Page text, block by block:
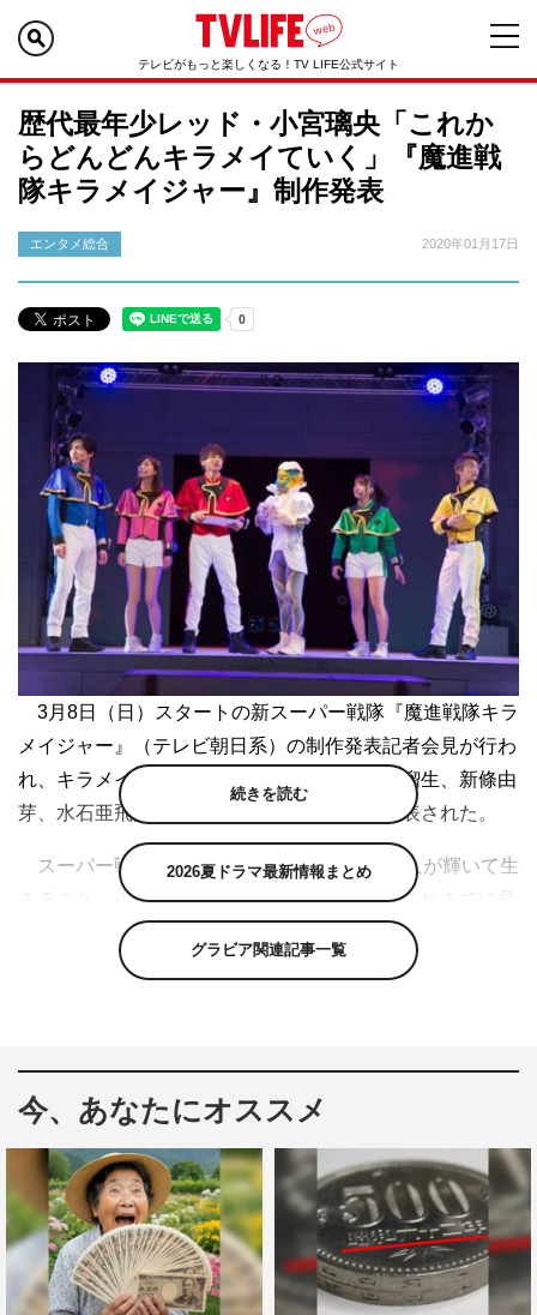
テレビがもっと楽しくなる！TV LIFE公式サイト
歴代最年少レッド・小宮璃央「これか
らどんどんキラメイていく」『魔進戦
隊キラメイジャー』制作発表
エンタメ総合 2020年01月17日
3月8日（日）スタートの新スーパー戦隊『魔進戦隊キラ
メイジャー』（テレビ朝日系）の制作発表記者会見が行わ
れ、キラメイジャーを演じる小宮璃央、木原瑠生、新條由
芽、水石亜飛夢、工藤美桜らキャスト陣が発表された。
スーパー戦隊シリーズ第44作のテーマは、人が輝いて生
きること。小宮、木原、新條、水石、工藤がこれまでに見
たことのないスーパー戦隊・キラメイジャーを演じる。
写真をもっと見る（全50枚）
やって来た王女・マブシーナとキラメイジャーの5人がベ
チャットと呼ばれる敵戦闘員と戦うショーからスタート。
る小宮は「お芝居の経験も全然ないので、先輩方に助けて
いただきながら頑張りたい。この1年で熱田充瑠と小宮璃
央がどこまで成長できるかを見守っていただければ」と意
気込みを語った。
続きを読む
2026夏ドラマ最新情報まとめ
グラビア関連記事一覧
今、あなたにオススメ